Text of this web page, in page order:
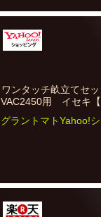
ワンタッチ畝立てセ
VAC2450用 イセキ【
グラントマトYahoo!